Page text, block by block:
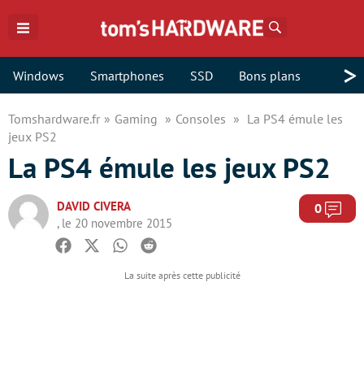
Windows Smartphones SSD Bons plans >
Tomshardware.fr Gaming Consoles
La PS4 émule les
jeux PS2
La PS4 émule les jeux PS2
DAVID CIVERA
, le 20 novembre 2015
0
Facebook
TwitterWhatsapp
Reddit